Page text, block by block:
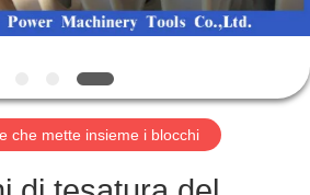
che mette insieme i blocchi